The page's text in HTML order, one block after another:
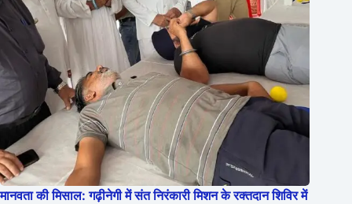
मानवता की मिसाल: गढ़ीनेगी में संत निरंकारी मिशन के रक्तदान शिविर में